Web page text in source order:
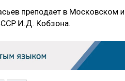
преподает в Московском
И.Д. Кобзона.